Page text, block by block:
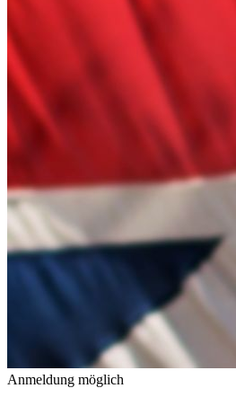
Anmeldung möglich